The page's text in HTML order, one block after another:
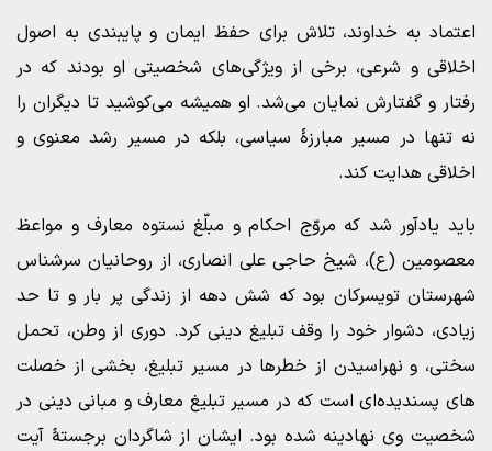
اعتماد به خداوند، تلاش برای حفظ ایمان و پایبندی به اصول
اخلاقی و شرعی، برخی از ویژگی‌های شخصیتی او بودند که در
رفتار و گفتارش نمایان می‌شد. او همیشه می‌کوشید تا دیگران را
نه تنها در مسیر مبارزۀ سیاسی، بلکه در مسیر رشد معنوی و
اخلاقی هدایت کند.
باید یادآور شد که مروّج احکام و مبلّغ نستوه معارف و مواعظ
معصومین (ع)، شیخ حاجی علی انصاری، از روحانیان سرشناس
شهرستان تویسرکان بود که شش دهه از زندگی پر بار و تا حد
زیادی، دشوار خود را وقف تبلیغ دینی کرد. دوری از وطن، تحمل
سختی، و نهراسیدن از خطرها در مسیر تبلیغ، بخشی از خصلت
های پسندیده‌ای است که در مسیر تبلیغ معارف و مبانی دینی در
شخصیت وی نهادینه شده بود. ایشان از شاگردان برجستۀ آیت